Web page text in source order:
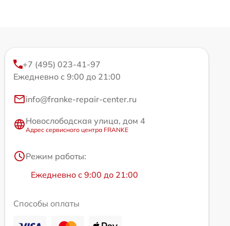
+7 (495) 023-41-97
Ежедневно с 9:00 до 21:00
info@franke-repair-center.ru
Новослободская улица, дом 4
Адрес сервисного центра FRANKE
Режим работы:
Ежедневно с 9:00 до 21:00
Способы оплаты